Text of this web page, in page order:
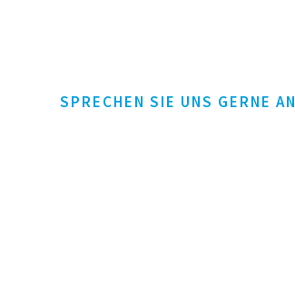
SPRECHEN SIE UNS GERNE AN